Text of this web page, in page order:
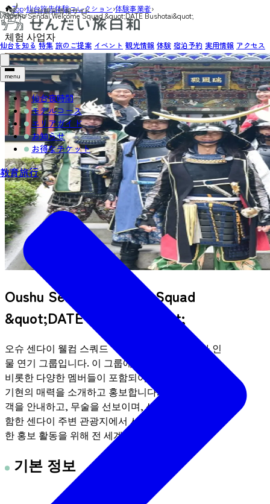
仙台を知る 特集 旅のご提案 イベント 観光情報 体験 宿泊予約 実用情報 アクセス
menu
仙台夜時間
モデルコース
エリアガイド
お知らせ
お得なチケット
教育旅行
Top›仙台旅先体験コレクション›体験事業者›
Oushu Sendai Welcome Squad &quot;DATE Bushotai&quot;
체험 사업자
Oushu Sendai Welcome Squad
&quot;DATE Bushotai&quot;
오슈 센다이 웰컴 스쿼드 "다테 부쇼타이"는 역사 인
물 연기 그룹입니다. 이 그룹에는 다테 마사무네를
비롯한 다양한 멤버들이 포함되어 센다이시와 미야
기현의 매력을 소개하고 홍보합니다. 멤버들은 관광
객을 안내하고, 무술을 선보이며, 센다이 성터를 포
함한 센다이 주변 관광지에서 사진을 촬영합니다. 또
한 홍보 활동을 위해 전 세계를 여행합니다.
기본 정보